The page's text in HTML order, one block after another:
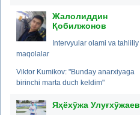
Жалолиддин
Қобилжонов
Intervyular olami va tahliliy
maqolalar
Viktor Kumikov: "Bunday anarxiyaga
birinchi marta duch keldim"
Яҳёхўжа Улуғхўжаев